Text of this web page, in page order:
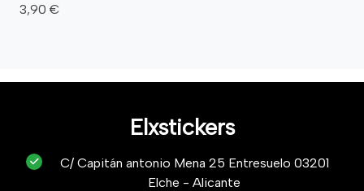
3,90 €
Elxstickers
C/ Capitán antonio Mena 25 Entresuelo 03201
Elche - Alicante